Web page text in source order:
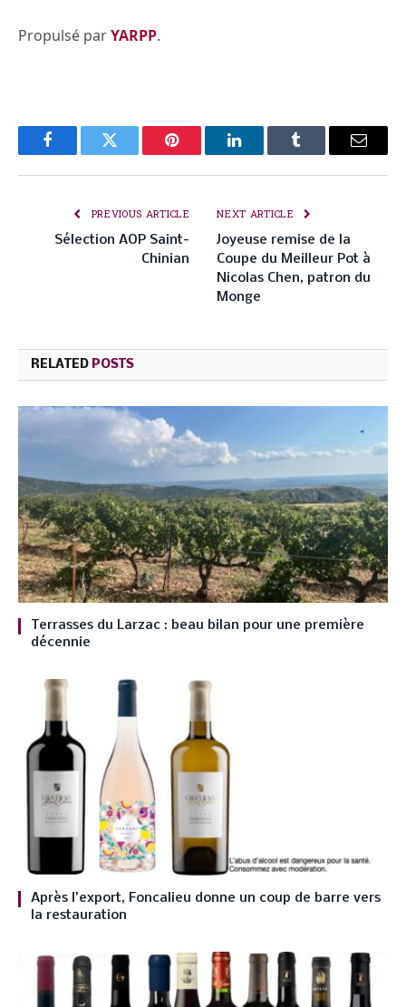
Propulsé parYARPP.
FacebookTwitter Pinterest LinkedInTumblr Email
PREVIOUS ARTICLE
Sélection AOP Saint-
Chinian
NEXT ARTICLE
Joyeuse remise de la
Coupe du Meilleur Pot à
Nicolas Chen, patron du
Monge
RELATED POSTS
Terrasses du Larzac : beau bilan pour une première
décennie
Après l’export, Foncalieu donne un coup de barre vers
la restauration